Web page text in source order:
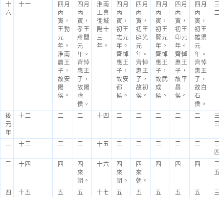
十
六
十一
四月
丙
寅，
王勃
元
年。
淮南
厲王
子，
故安
陽
侯。
四月
丙
寅，
孝王
將閭
元
年。
齊悼
惠王
子，
故陽
虛
侯。
淮南
王喜
徙城
陽十
三
年。
四月
丙
寅，
初王
志元
年。
齊悼
惠王
子，
故安
都
侯。
四月
丙
寅，
初王
辟光
元
年。
齊悼
惠王
子，
故初
侯。
四月
丙
寅，
初王
賢元
年。
齊悼
惠王
子，
故武
成
侯。
四月
丙
寅，
初王
卬元
年。
齊悼
惠王
子，
故平
昌
侯。
四月
丙
寅，
初王
雄渠
元
年。
齊悼
惠王
子，
故白
石
侯。
後
元
年
十二 二 二 十四 二 二 二 二 二
二 十三 三 三 十五 三 三 三 三 三
三
十四 四
四
來
朝。
十六
四
來
朝。
四
來
朝。
四 四 四
四 十五 五 五 十七
五
五 五 五 五